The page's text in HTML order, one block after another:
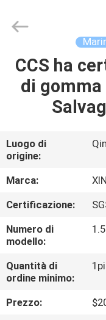
CASA
PRODOTTI
MOSTRA
VR
CIRCA
NOI
GIRO
DELLA
FABBRICA
Products
Rights
Reserved.CCS ha
di
Luogo di
origine:
Marca:
Certificazione:
Numero di
modello:
Quantità di
ordine minimo:
Prezzo: